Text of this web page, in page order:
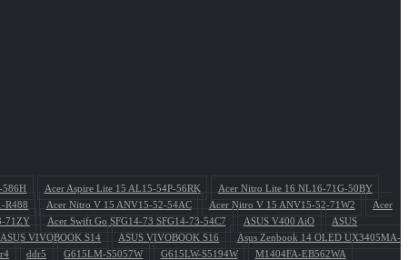
586H Acer Aspire Lite 15 AL15-54P-56RK
Acer Nitro Lite 16 NL16-71G-50BY
R488 Acer Nitro V 15 ANV15-52-54AC Acer Nitro V 15 ANV15-52-71W2
Acer
71ZY Acer Swift Go SFG14-73 SFG14-73-54C7 ASUS V400 AiO
ASUS
ASUS VIVOBOOK S14 ASUS VIVOBOOK S16
Asus Zenbook 14 OLED UX3405MA-
ddr5 G615LM-S5057W G615LW-S5194W
M1404FA-EB562WA